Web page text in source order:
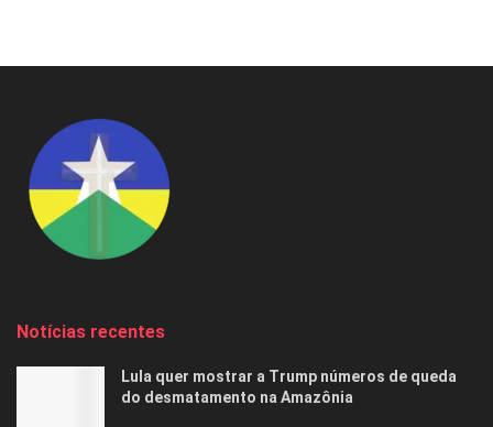
Notícias recentes
Lula quer mostrar a Trump números de queda
do desmatamento na Amazônia